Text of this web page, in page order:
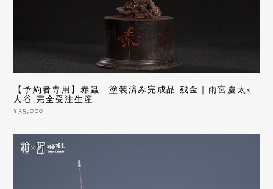
【予約者専用】赤蟲 塗装済み完成品 残金｜雨宮慶太×
人谷 完全受注生産
¥35,000